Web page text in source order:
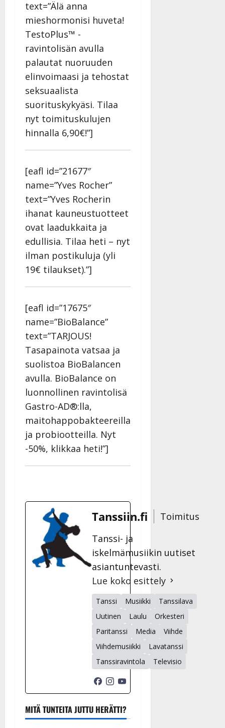
text=”Älä anna
mieshormonisi huveta!
TestoPlus™ -
ravintolisän avulla
palautat nuoruuden
elinvoimaasi ja tehostat
seksuaalista
suorituskykyäsi. Tilaa
nyt toimituskulujen
hinnalla 6,90€!”]
[eafl id=”21677″
name=”Yves Rocher”
text=”Yves Rocherin
ihanat kauneustuotteet
ovat laadukkaita ja
edullisia. Tilaa heti – nyt
ilman postikuluja (yli
19€ tilaukset).”]
[eafl id=”17675″
name=”BioBalance”
text=”TARJOUS!
Tasapainota vatsaa ja
suolistoa BioBalancen
avulla. BioBalance on
luonnollinen ravintolisä
Gastro-AD®:lla,
maitohappobakteereilla
ja probiootteilla. Nyt
-50%, klikkaa heti!”]
Tanssiin.fi
Toimitus
Tanssi- ja
iskelmämusiikin uutiset
asiantuntevasti.
Lue koko esittely
Tanssi Musiikki
Tanssilava
Uutinen
Laulu
Orkesteri
Paritanssi
Media
Viihde
Viihdemusiikki
Lavatanssi
Tanssiravintola
Televisio
MITÄ TUNTEITA JUTTU HERÄTTI?